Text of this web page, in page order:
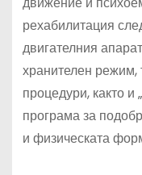
рехабилитация
двигателния
хранителен
процедури, както
програма за
и физическата